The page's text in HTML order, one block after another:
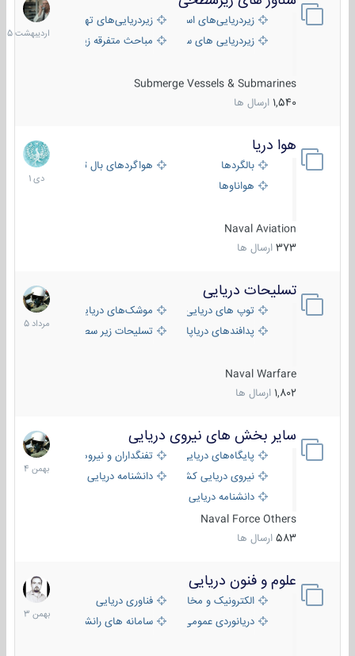
زیردریایی‌های استراتژیکزیردریایی‌های تهاجمی
زیردریایی های سبک
مباحث متفرقه زیرسطحی
Submerge Vessels & Submarines
1,540 ارسال ها
1405
هوا دریا
بالگردها
هواگردهای بال ثابت
هواناوها
Naval Aviation
373 ارسال ها
12
دی
1401
تسلیحات دریایی
توپ های دریایی
موشک‌های دریایی
پدافندهای دریاپایه
تسلیحات زیر سطحی
Naval Warfare
1,802 ارسال ها
2
مرداد
1405
سایر بخش های نیروی دریایی
پایگاه‌های دریایی
تفنگداران و نیروهای ویژه‌ی دریایی
نیروی دریایی کشورهای مختلفدانشنامه دریایی
دانشنامه دریایی کپی
Naval Force Others
583 ارسال ها
22
بهمن
1404
علوم و فنون دریایی
الکترونیک و مخابرات دریاییفناوری دریایی
دریانوردی عمومی
سامانه های رانشی دریایی
6
بهمن
1403